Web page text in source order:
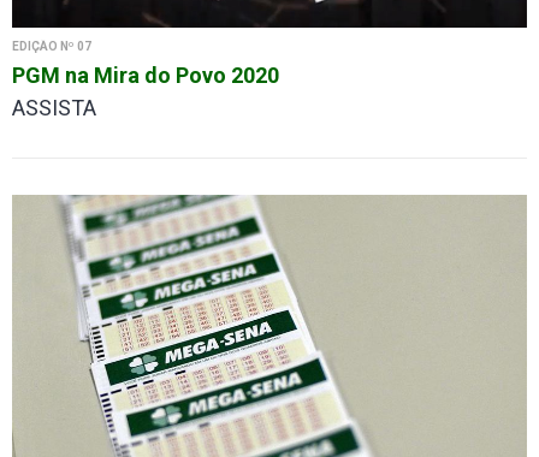
EDIÇÃO Nº 07
PGM na Mira do Povo 2020
ASSISTA